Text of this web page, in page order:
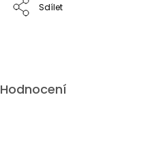
Sdílet
Hodnocení